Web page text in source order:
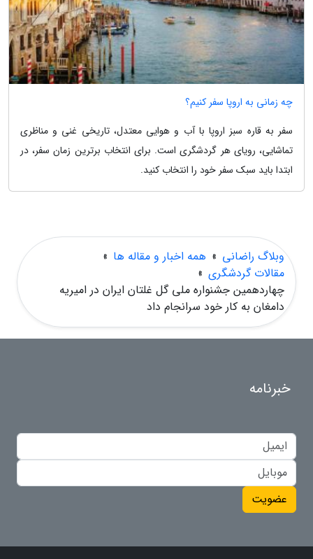
چه زمانی به اروپا سفر کنیم؟
سفر به قاره سبز اروپا با آب و هوایی معتدل، تاریخی غنی و مناظری
تماشایی، رویای هر گردشگری است. برای انتخاب برترین زمان سفر، در
ابتدا باید سبک سفر خود را انتخاب کنید.
وبلاگ راضانی » همه اخبار و مقاله ها »
مقالات گردشگری »
چهاردهمین جشنواره ملی گل غلتان ایران در امیریه
دامغان به کار خود سرانجام داد
خبرنامه
عضویت